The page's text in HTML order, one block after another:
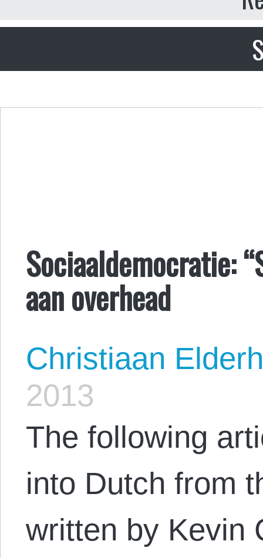
Sociaaldemocratie:
aan overhead
Christiaan
2013
The following
into Dutch from
written by Kevin